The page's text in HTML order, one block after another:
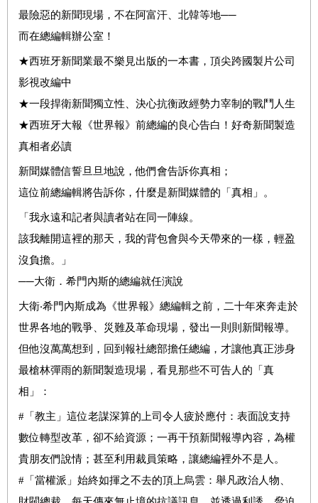
最險惡的新聞現場，不在阿富汗、北韓等地──
而在總編輯辦公室！
★西班牙新聞業最不樂見出版的一本書，頂尖跨國製片公司
影視改編中
★一段捍衛新聞獨立性、決心抗衡政經勢力宰制的戰鬥人生
★西班牙大報《世界報》前總編的良心告白！好奇新聞製造
真相者必讀
新聞媒體信誓旦旦地說，他們會告訴你真相；
這位前總編輯將告訴你，什麼是新聞媒體的「真相」。
「我永遠和記者與讀者站在同一陣線。
該我離開這裡的那天，我的背包會與今天帶來的一樣，輕盈
沒負擔。」
──大衛．希門內斯的總編就任演說
大衛‧希門內斯成為《世界報》總編輯之前，二十年來奔走於
世界各地的戰爭、災難及革命現場，發出一則則新聞報導。
但他沒萬萬想到，回到報社總部擔任總編，才讓他真正涉身
最槍林彈雨的新聞製造現場，看見那些不可告人的「真
相」：
#「教主」這位老謀深算的上司令人疲於應付：表面說支持
數位轉型改革，卻不給資源；一再干預新聞報導內容，為權
貴朋友們說情；甚至利用裁員策略，讓總編裡外不是人。
#「當權派」始終如揮之不去的頂上烏雲：舉凡政治人物、